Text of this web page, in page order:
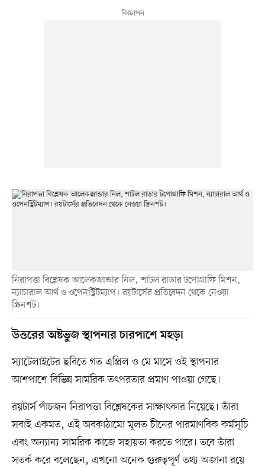
নিরাপত্তা বিশ্লেষক আলেকজান্ডার নিল, শাটল রাডার টপোগ্রাফি মিশন,
ন্যাচারাল আর্থ ও ওপেনস্ট্রিটম্যাপ। রয়টার্সের প্রতিবেদন থেকে নেওয়া
স্ক্রিনশট।
উত্তরের অষ্টভুজ স্থাপনার চারপাশে মহড়া
স্যাটেলাইটের ছবিতে গত এপ্রিল ও মে মাসে ওই স্থাপনার
আশপাশে বিভিন্ন সামরিক তৎপরতার প্রমাণ পাওয়া গেছে।
রয়টার্স পাঁচজন নিরাপত্তা বিশ্লেষকের সাক্ষাৎকার নিয়েছে। তাঁরা
সবাই একমত, এই অবকাঠামো মূলত চীনের পারমাণবিক কর্মসূচি
এবং অন্যান্য সামরিক কাজে সহায়তা করতে পারে। তবে তাঁরা
সতর্ক করে বলেছেন, এখনো অনেক গুরুত্বপূর্ণ তথ্য অজানা রয়ে